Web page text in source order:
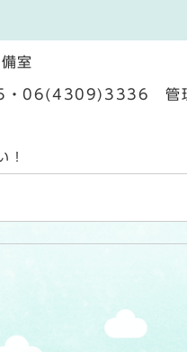
室
・06(4309)3336
！